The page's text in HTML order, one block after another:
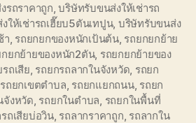
รถราคาถูก,บริษัทรับขนส่งให้เช่ารถ
ให้เช่ารถเฮี๊ยบ5ตันเทปูน, บริษัทรับขนส่ง
า, รถยกยกของหนักเป้นต้น, รถยกยกย้าย
กยกย้ายของหนัก2ตัน, รถยกยกย้ายของ
ถเสีย, รถยกรถลากในจังหวัด, รถยก
รถยกเขตตำบล, รถยกแยกถนน, รถยก
จังหวัด, รถยกในตำบล, รถยกในพื้นที่
ถเสียบ่อวิน, รถลากราคาถูก, รถลากใน